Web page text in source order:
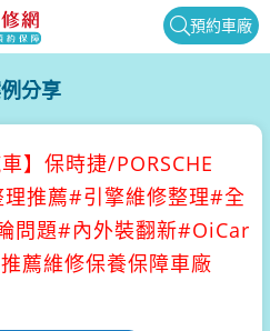
預約車廠
分享
車】保時捷/PORSCHE
推薦#引擎維修整理#全
問題#內外裝翻新#OiCar
薦維修保養保障車廠